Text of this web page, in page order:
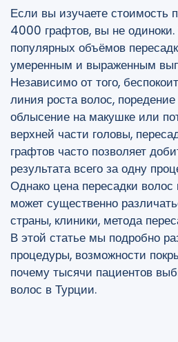
Итог
Бесплатный анализ волос
Если вы изучаете стоимость
4000 графтов, вы не
популярных объёмов
умеренным и выраженным
Независимо от того,
линия роста волос,
облысение на макушке или
верхней части головы,
графтов часто позволяет
результата всего за одну
Однако цена пересадки
может существенно
страны, клиники, метода
В этой статье мы подробно
процедуры, возможности
почему тысячи пациентов
волос в Турции.